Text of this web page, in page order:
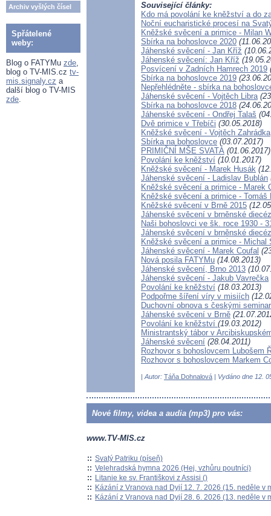
Archiv vyšlých čísel
Spřátelené
weby:
Blog o FATYMu zde,
blog o TV-MIS.cz tv-
mis.signaly.cz a
další blog o TV-MIS
zde.
Související články:
Kdo má povolání ke kněžství a do
Noční eucharistické procesí na
Kněžské svěcení a primice - Milan
Sbírka na bohoslovce 2020
Jáhenské svěcení - Jan Kříž
Jáhenské svěcení: Jan Kříž
Posvícení v Zadních Hamrech 2019
Sbírka na bohoslovce 2019
Nepřehlédněte - sbírka na
Jáhenské svěcení - Vojtěch Libra
Sbírka na bohoslovce 2018
Jáhenské svěcení - Ondřej Talaš
Dvě primice v Třebíči (30.05.2018)
Kněžské svěcení - Vojtěch Zahrádka
Sbírka na bohoslovce (03.07.2017)
PRIMIČNÍ MŠE SVATÁ (01.06.2017)
Povolání ke kněžství (10.01.2017)
Kněžské svěcení - Marek Husák
Jáhenské svěcení - Ladislav Bublán
Kněžské svěcení a primice - Marek
Kněžské svěcení a primice - Tomáš
Kněžské svěcení v Brně 2015
Jáhenské svěcení v brněnské
Naši bohoslovci ve šk. roce 1930 -
Jáhenské svěcení v brněnské
Kněžské svěcení a primice - Michal
Jáhenské svěcení - Marek Coufal
Nová posila FATYMu (14.08.2013)
Jáhenské svěcení, Brno 2013
Jáhenské svěcení - Jakub Vavrečka
Povolání ke kněžství (18.03.2013)
Podpořme šíření víry v misiích
Duchovní obnova s českými
Jáhenské svěcení v Brně
Povolání ke kněžství (19.03.2012)
Ministrantský tábor v
Jáhenské svěcení (28.04.2011)
Rozhovor s bohoslovcem Lubošem
Rozhovor s bohoslovcem Markem
| Autor: Táňa Dohnalová | Vydáno dne 12.
Nové filmy, videa a audia (mp3) pro vás:
www.TV-MIS.cz
:: Svatý Patriku (píseň)
:: Velehradská hymna 2026 (Hej, vzhůru poutníci)
:: Litanie ke sv. Františkovi z Assisi ()
:: Kázání z Vranova nad Dyjí 12. 7. 2026 (15. neděle v
:: Kázání z Vranova nad Dyjí 28. 6. 2026 (13. neděle v